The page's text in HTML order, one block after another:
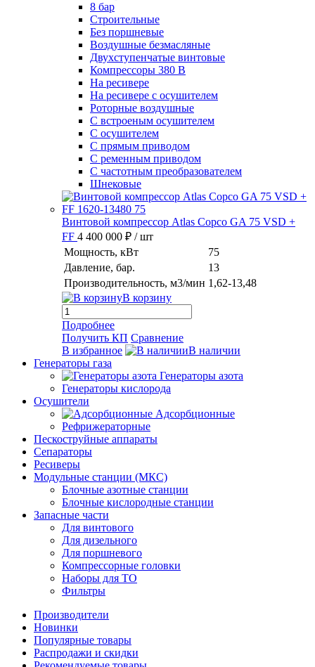
8 бар
Cтроительные
Без поршневые
Воздушные безмасляные
Двухступенчатые винтовые
Компрессоры 380 В
На ресивере
На ресивере с осушителем
Роторные воздушные
С встроеным осушителем
С осушителем
С прямым приводом
С ременным приводом
С частотным преобразователем
Шнековые
Винтовой компрессор Atlas Copco GA 75 VSD +
FF 4 400 000 ₽ / шт
Мощность, кВт
75
Давление, бар.
13
Производительность, м3/мин 1,62-13,48
В корзину
Подробнее
Получить КП Сравнение
В избранное
В наличии
Генераторы газа
Генераторы азота
Генераторы кислорода
Осушители
Адсорбционные
Рефрижераторные
Пескоструйные аппараты
Сепараторы
Ресиверы
Модульные станции (МКС)
Блочные азотные станции
Блочные кислородные станции
Запасные части
Для винтового
Для дизельного
Для поршневого
Компрессорные головки
Наборы для ТО
Фильтры
Производители
Новинки
Популярные товары
Распродажи и скидки